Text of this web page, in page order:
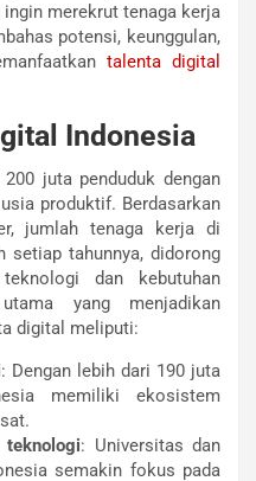
merekrut tenaga kerja
potensi, keunggulan,
talenta digital
Indonesia
juta penduduk dengan
produktif. Berdasarkan
jumlah tenaga kerja di
setiap tahunnya, didorong
dan kebutuhan
yang menjadikan
digital meliputi:
: Dengan lebih dari 190 juta
memiliki ekosistem
teknologi: Universitas dan
semakin fokus pada